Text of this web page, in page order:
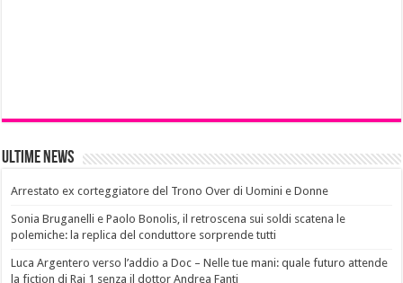
Ultime News
Arrestato ex corteggiatore del Trono Over di Uomini e Donne
Sonia Bruganelli e Paolo Bonolis, il retroscena sui soldi scatena le
polemiche: la replica del conduttore sorprende tutti
Luca Argentero verso l’addio a Doc – Nelle tue mani: quale futuro attende
la fiction di Rai 1 senza il dottor Andrea Fanti